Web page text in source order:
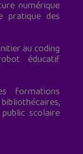
numérique
pratique des
au coding
éducatif
formations
scolaire